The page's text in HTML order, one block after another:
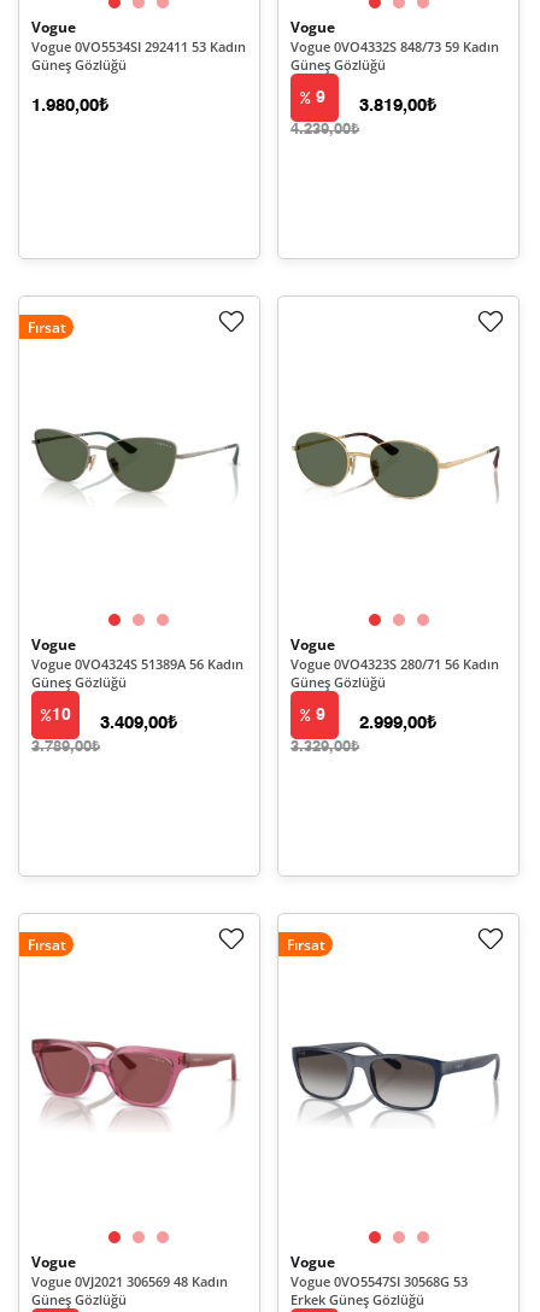
Vogue
Vogue 0VO5534SI 292411 53 Kadın
Güneş Gözlüğü
1.980,00₺
Vogue
Vogue 0VO4332S 848/73 59 Kadın
Güneş Gözlüğü
9
4.239,00₺
3.819,00₺
Fırsat
Vogue
Vogue 0VO4324S 51389A 56 Kadın
Güneş Gözlüğü
10
3.789,00₺
3.409,00₺
Vogue
Vogue 0VO4323S 280/71 56 Kadın
Güneş Gözlüğü
9
3.329,00₺
2.999,00₺
Fırsat
Vogue
Vogue 0VJ2021 306569 48 Kadın
Güneş Gözlüğü
Fırsat
Vogue
Vogue 0VO5547SI 30568G 53
Erkek Güneş Gözlüğü